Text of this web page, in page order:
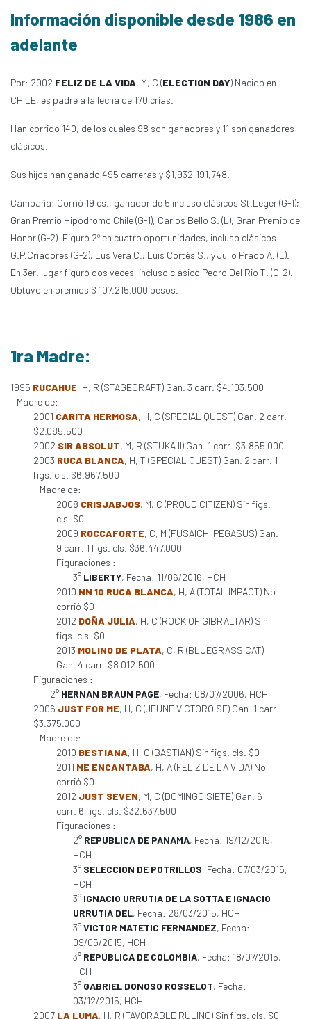
Información disponible desde 1986 en
adelante
Por: 2002 FELIZ DE LA VIDA, M, C (ELECTION DAY) Nacido en
CHILE, es padre a la fecha de 170 crías.
Han corrido 140, de los cuales 98 son ganadores y 11 son ganadores
clásicos.
Sus hijos han ganado 495 carreras y $1,932,191,748.-
Campaña: Corrió 19 cs., ganador de 5 incluso clásicos St.Leger (G-1);
Gran Premio Hipódromo Chile (G-1); Carlos Bello S. (L); Gran Premio de
Honor (G-2). Figuró 2º en cuatro oportunidades, incluso clásicos
G.P.Criadores (G-2); Lus Vera C.; Luis Cortés S., y Julio Prado A. (L).
En 3er. lugar figuró dos veces, incluso clásico Pedro Del Rio T. (G-2).
Obtuvo en premios $ 107.215.000 pesos.
1ra Madre:
1995 RUCAHUE, H, R (STAGECRAFT) Gan. 3 carr. $4.103.500
Madre de:
2001 CARITA HERMOSA, H, C (SPECIAL QUEST) Gan. 2 carr.
$2.085.500
2002 SIR ABSOLUT, M, R (STUKA II) Gan. 1 carr. $3.855.000
2003 RUCA BLANCA, H, T (SPECIAL QUEST) Gan. 2 carr. 1
figs. cls. $6.967.500
Madre de:
2008 CRISJABJOS, M, C (PROUD CITIZEN) Sin figs.
cls. $0
2009 ROCCAFORTE, C, M (FUSAICHI PEGASUS) Gan.
9 carr. 1 figs. cls. $36.447.000
Figuraciones :
3° LIBERTY, Fecha: 11/06/2016, HCH
2010 NN 10 RUCA BLANCA, H, A (TOTAL IMPACT) No
corrió $0
2012 DOÑA JULIA, H, C (ROCK OF GIBRALTAR) Sin
figs. cls. $0
2013 MOLINO DE PLATA, C, R (BLUEGRASS CAT)
Gan. 4 carr. $8.012.500
Figuraciones :
2° HERNAN BRAUN PAGE, Fecha: 08/07/2006, HCH
2006 JUST FOR ME, H, C (JEUNE VICTOROISE) Gan. 1 carr.
$3.375.000
Madre de:
2010 BESTIANA, H, C (BASTIAN) Sin figs. cls. $0
2011 ME ENCANTABA, H, A (FELIZ DE LA VIDA) No
corrió $0
2012 JUST SEVEN, M, C (DOMINGO SIETE) Gan. 6
carr. 6 figs. cls. $32.637.500
Figuraciones :
2° REPUBLICA DE PANAMA, Fecha: 19/12/2015,
HCH
3° SELECCION DE POTRILLOS, Fecha: 07/03/2015,
HCH
3° IGNACIO URRUTIA DE LA SOTTA E IGNACIO
URRUTIA DEL, Fecha: 28/03/2015, HCH
3°VICTOR MATETIC FERNANDEZ, Fecha:
09/05/2015, HCH
3° REPUBLICA DE COLOMBIA, Fecha: 18/07/2015,
HCH
3° GABRIEL DONOSO ROSSELOT, Fecha:
03/12/2015, HCH
2007 LA LUMA, H, R (FAVORABLE RULING) Sin figs. cls. $0